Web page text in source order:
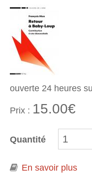
ouverte 24 heures
Prix : 15.00€
Quantité
En savoir plus